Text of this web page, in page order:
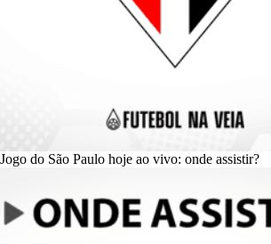
Jogo do São Paulo hoje ao vivo: onde assistir?